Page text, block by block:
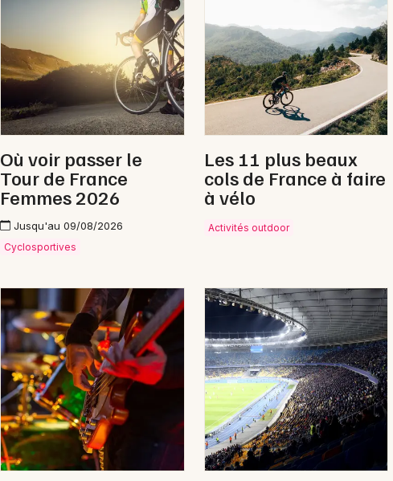
Comté
Newsletter des sorties
Actus à Tonnerre
Magazine à Tonnerre
89 - Yonne
Choisir mes départements
Où voir passer le
Tour de France
Femmes 2026
Jusqu'au 09/08/2026
Cyclosportives
Les 11 plus beaux
cols de France à faire
à vélo
Activités outdoor